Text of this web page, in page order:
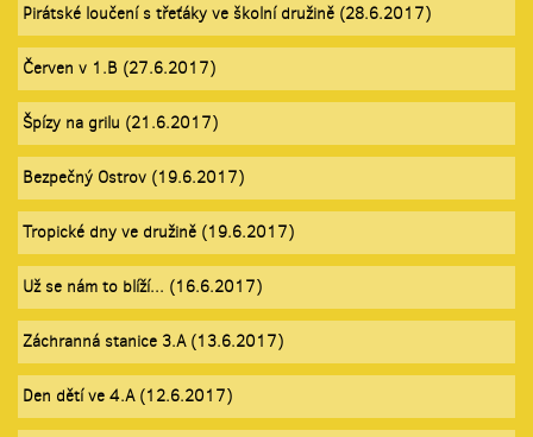
Pirátské loučení s třeťáky ve školní družině (28.6.2017)
Červen v 1.B (27.6.2017)
Špízy na grilu (21.6.2017)
Bezpečný Ostrov (19.6.2017)
Tropické dny ve družině (19.6.2017)
Už se nám to blíží... (16.6.2017)
Záchranná stanice 3.A (13.6.2017)
Den dětí ve 4.A (12.6.2017)